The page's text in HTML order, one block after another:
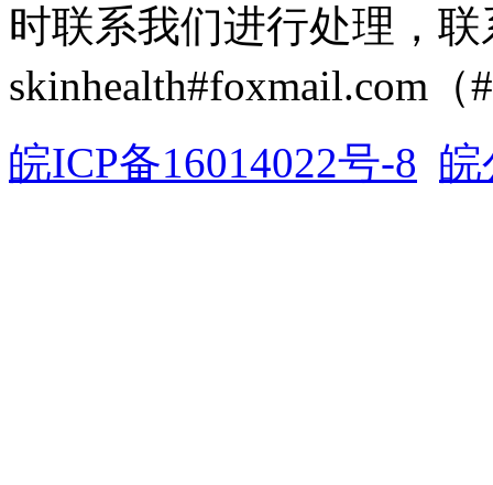
时联系我们进行处理，
skinhealth#foxmail.com（
皖ICP备16014022号-8 皖